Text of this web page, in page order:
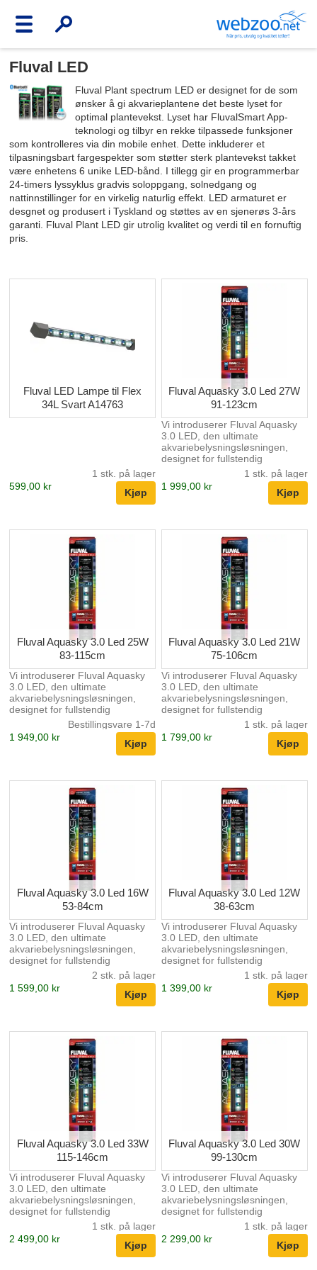
Fluval LED
Fluval Plant spectrum LED er designet for de som
ønsker å gi akvarieplantene det beste lyset for
optimal plantevekst. Lyset har FluvalSmart App-
teknologi og tilbyr en rekke tilpassede funksjoner
som kontrolleres via din mobile enhet. Dette inkluderer et
tilpasningsbart fargespekter som støtter sterk plantevekst takket
være enhetens 6 unike LED-bånd. I tillegg gir en programmerbar
24-timers lyssyklus gradvis soloppgang, solnedgang og
nattinnstillinger for en virkelig naturlig effekt. LED armaturet er
desgnet og produsert i Tyskland og støttes av en sjenerøs 3-års
garanti. Fluval Plant LED gir utrolig kvalitet og verdi til en fornuftig
pris.
Fluval LED Lampe til Flex
34L Svart A14763
1 stk. på lager
599,00 kr
Fluval Aquasky 3.0 Led 27W
91-123cm
Vi introduserer Fluval Aquasky
3.0 LED, den ultimate
akvariebelysningsløsningen,
designet for fullstendig
tilpasning og brukervennlighet.
Med RGB + doble sterke hvite
LED-er kan denne innovative
akvarielandskap. Med sin
programmerbare 24-timers
lyssyklus kan du enkelt
etterligne naturlige sol- og
måneinnstillinger, noe som gir
en virkelig naturlig
seeropplevelse. Aquasky 3.0
styres utelukkende via
FluvalConnect-mob...
1 stk. på lager
1 999,00 kr
Fluval Aquasky 3.0 Led 25W
83-115cm
Vi introduserer Fluval Aquasky
3.0 LED, den ultimate
akvariebelysningsløsningen,
designet for fullstendig
tilpasning og brukervennlighet.
Med RGB + doble sterke hvite
LED-er kan denne innovative
akvarielandskap. Med sin
programmerbare 24-timers
lyssyklus kan du enkelt
etterligne naturlige sol- og
måneinnstillinger, noe som gir
en virkelig naturlig
seeropplevelse. Aquasky 3.0
styres utelukkende via
FluvalConnect-mob...
Bestillingsvare 1-7d
1 949,00 kr
Fluval Aquasky 3.0 Led 21W
75-106cm
Vi introduserer Fluval Aquasky
3.0 LED, den ultimate
akvariebelysningsløsningen,
designet for fullstendig
tilpasning og brukervennlighet.
Med RGB + doble sterke hvite
LED-er kan denne innovative
akvarielandskap. Med sin
programmerbare 24-timers
lyssyklus kan du enkelt
etterligne naturlige sol- og
måneinnstillinger, noe som gir
en virkelig naturlig
seeropplevelse. Aquasky 3.0
styres utelukkende via
FluvalConnect-mob...
1 stk. på lager
1 799,00 kr
Fluval Aquasky 3.0 Led 16W
53-84cm
Vi introduserer Fluval Aquasky
3.0 LED, den ultimate
akvariebelysningsløsningen,
designet for fullstendig
tilpasning og brukervennlighet.
Med RGB + doble sterke hvite
LED-er kan denne innovative
akvarielandskap. Med sin
programmerbare 24-timers
lyssyklus kan du enkelt
etterligne naturlige sol- og
måneinnstillinger, noe som gir
en virkelig naturlig
seeropplevelse. Aquasky 3.0
styres utelukkende via
FluvalConnect-mob...
2 stk. på lager
1 599,00 kr
Fluval Aquasky 3.0 Led 12W
38-63cm
Vi introduserer Fluval Aquasky
3.0 LED, den ultimate
akvariebelysningsløsningen,
designet for fullstendig
tilpasning og brukervennlighet.
Med RGB + doble sterke hvite
LED-er kan denne innovative
akvarielandskap. Med sin
programmerbare 24-timers
lyssyklus kan du enkelt
etterligne naturlige sol- og
måneinnstillinger, noe som gir
en virkelig naturlig
seeropplevelse. Aquasky 3.0
styres utelukkende via
FluvalConnect-mob...
1 stk. på lager
1 399,00 kr
Fluval Aquasky 3.0 Led 33W
115-146cm
Vi introduserer Fluval Aquasky
3.0 LED, den ultimate
akvariebelysningsløsningen,
designet for fullstendig
tilpasning og brukervennlighet.
Med RGB + doble sterke hvite
LED-er kan denne innovative
1 stk. på lager
2 499,00 kr
Fluval Aquasky 3.0 Led 30W
99-130cm
Vi introduserer Fluval Aquasky
3.0 LED, den ultimate
akvariebelysningsløsningen,
designet for fullstendig
tilpasning og brukervennlighet.
Med RGB + doble sterke hvite
LED-er kan denne innovative
1 stk. på lager
2 299,00 kr